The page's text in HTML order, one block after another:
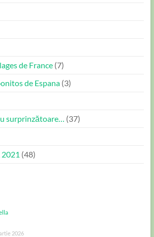
de France(7)
de Espana(3)
surprinzătoare…
(37)
2021 (48)
2026